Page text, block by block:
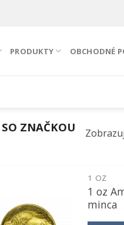
PRODUKTY OBCHODNÉ
ZNAČKOU
obľúbeným
1 OZ
1 oz
minca